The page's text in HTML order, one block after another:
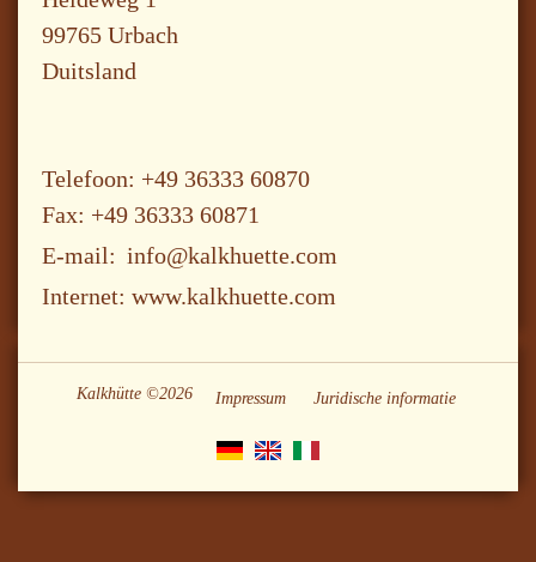
99765 Urbach
Duitsland
Telefoon: +49 36333 60870
Fax: +49 36333 60871
E-mail: info@kalkhuette.com
Internet: www.kalkhuette.com
Kalkhütte ©2026 Impressum Juridische informatie